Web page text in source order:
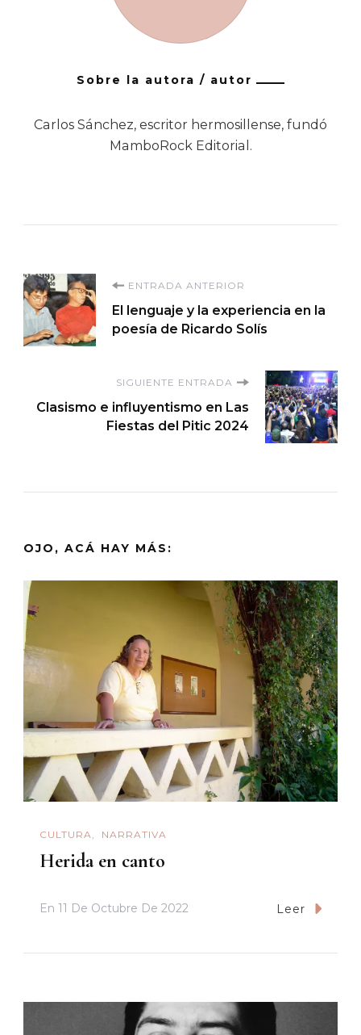
Sobre la autora / autor
Carlos Sánchez, escritor hermosillense, fundó
MamboRock Editorial.
Navegación
de
entradas
ENTRADA ANTERIOR
El lenguaje y la experiencia en la
poesía de Ricardo Solís
SIGUIENTE ENTRADA
Clasismo e influyentismo en Las
Fiestas del Pitic 2024
OJO, ACÁ HAY MÁS:
CULTURA NARRATIVA
Herida en canto
En 11 De Octubre De 2022 Leer